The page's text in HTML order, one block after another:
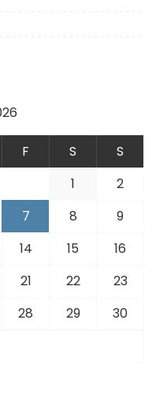
F S
S
1
2
7 8
9
14 15
16
21 22
23
28 29
30